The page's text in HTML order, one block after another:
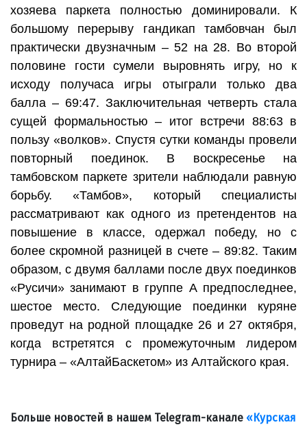
хозяева паркета полностью доминировали. К
большому перерыву гандикап тамбовчан был
практически двузначным – 52 на 28. Во второй
половине гости сумели выровнять игру, но к
исходу получаса игры отыграли только два
балла – 69:47. Заключительная четверть стала
сущей формальностью – итог встречи 88:63 в
пользу «волков». Спустя сутки команды провели
повторный поединок. В воскресенье на
тамбовском паркете зрители наблюдали равную
борьбу. «Тамбов», который специалисты
рассматривают как одного из претендентов на
повышение в классе, одержал победу, но с
более скромной разницей в счете – 89:82. Таким
образом, с двумя баллами после двух поединков
«Русичи» занимают в группе А предпоследнее,
шестое место. Следующие поединки куряне
проведут на родной площадке 26 и 27 октября,
когда встретятся с промежуточным лидером
турнира – «АлтайБаскетом» из Алтайского края.
Больше новостей в нашем Telegram-канале «Курская